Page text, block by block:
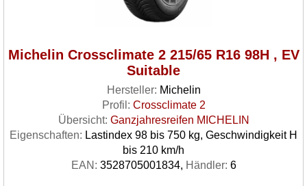
Michelin Crossclimate 2 215/65 R16 98H , EV
Suitable
Hersteller: Michelin
Profil: Crossclimate 2
Übersicht: Ganzjahresreifen MICHELIN
Eigenschaften: Lastindex 98 bis 750 kg, Geschwindigkeit H
bis 210 km/h
EAN: 3528705001834, Händler: 6